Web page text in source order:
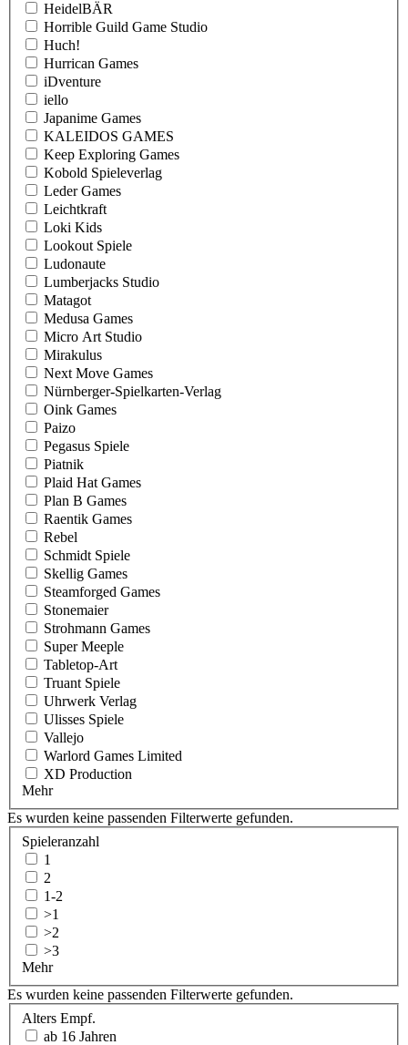
HeidelBÄR
Horrible Guild Game Studio
Huch!
Hurrican Games
iDventure
iello
Japanime Games
KALEIDOS GAMES
Keep Exploring Games
Kobold Spieleverlag
Leder Games
Leichtkraft
Loki Kids
Lookout Spiele
Ludonaute
Lumberjacks Studio
Matagot
Medusa Games
Micro Art Studio
Mirakulus
Next Move Games
Nürnberger-Spielkarten-Verlag
Oink Games
Paizo
Pegasus Spiele
Piatnik
Plaid Hat Games
Plan B Games
Raentik Games
Rebel
Schmidt Spiele
Skellig Games
Steamforged Games
Stonemaier
Strohmann Games
Super Meeple
Tabletop-Art
Truant Spiele
Uhrwerk Verlag
Ulisses Spiele
Vallejo
Warlord Games Limited
XD Production
Mehr
Es wurden keine passenden Filterwerte gefunden.
Spieleranzahl
1
2
1-2
>1
>2
>3
Mehr
Es wurden keine passenden Filterwerte gefunden.
Alters Empf.
ab 16 Jahren